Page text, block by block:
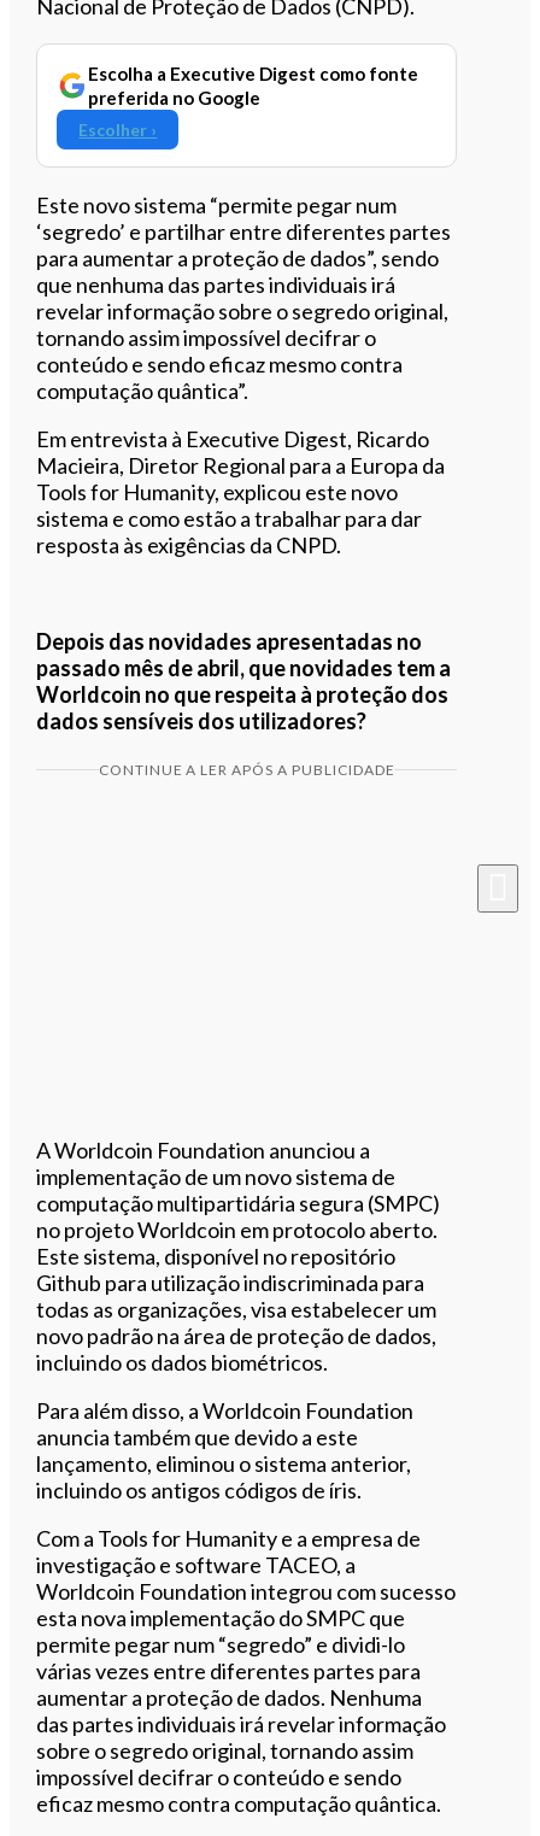
Nacional de Proteção de Dados (CNPD).
Escolha a Executive Digest como fonte
preferida no Google
Escolher ›
Este novo sistema “permite pegar num
‘segredo’ e partilhar entre diferentes partes
para aumentar a proteção de dados”, sendo
que nenhuma das partes individuais irá
revelar informação sobre o segredo original,
tornando assim impossível decifrar o
conteúdo e sendo eficaz mesmo contra
computação quântica”.
Em entrevista à Executive Digest, Ricardo
Macieira, Diretor Regional para a Europa da
Tools for Humanity, explicou este novo
sistema e como estão a trabalhar para dar
resposta às exigências da CNPD.
Depois das novidades apresentadas no
passado mês de abril, que novidades tem a
Worldcoin no que respeita à proteção dos
dados sensíveis dos utilizadores?
CONTINUE A LER APÓS A PUBLICIDADE
A Worldcoin Foundation anunciou a
implementação de um novo sistema de
computação multipartidária segura (SMPC)
no projeto Worldcoin em protocolo aberto.
Este sistema, disponível no repositório
Github para utilização indiscriminada para
todas as organizações, visa estabelecer um
novo padrão na área de proteção de dados,
incluindo os dados biométricos.
Para além disso, a Worldcoin Foundation
anuncia também que devido a este
lançamento, eliminou o sistema anterior,
incluindo os antigos códigos de íris.
Com a Tools for Humanity e a empresa de
investigação e software TACEO, a
Worldcoin Foundation integrou com sucesso
esta nova implementação do SMPC que
permite pegar num “segredo” e dividi-lo
várias vezes entre diferentes partes para
aumentar a proteção de dados. Nenhuma
das partes individuais irá revelar informação
sobre o segredo original, tornando assim
impossível decifrar o conteúdo e sendo
eficaz mesmo contra computação quântica.